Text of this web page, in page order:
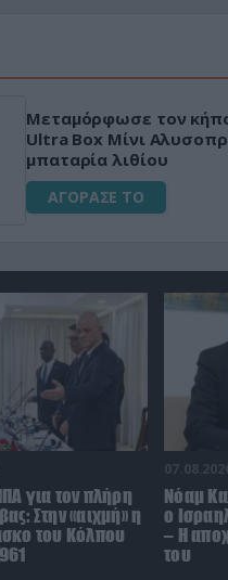
Μεταμόρφωσε τον
Ultra Box Μίνι
μπαταρία λιθίου
ΑΓΟΡΑΣΕ ΤΟ
για τον πλήρη
Στην «αιχμή» η
του Κόλπου
Νόαμ
ο
– Η
του